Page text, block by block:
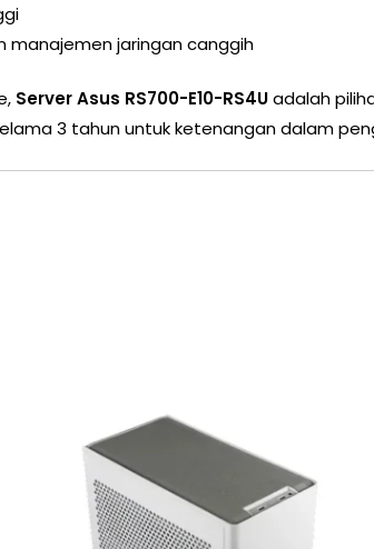
manajemen jaringan canggih
Server Asus RS700-E10-RS4Uadalah
3 tahun untuk ketenangan dalam